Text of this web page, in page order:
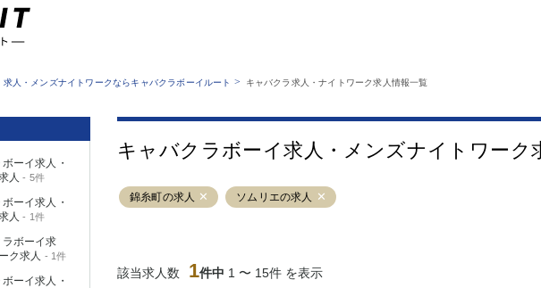
業種から探す
職種から探す
キャバクラボーイルートとは？
サイトマップ
人・メンズナイトワークならキャバクラボーイルート > キャバクラ求人・ナイトワーク求人情報一覧
キャバクラボーイ求人・メンズナイトワーク
錦糸町の求人 ソムリエの求人
該当求人数 1件中 1 〜 15件 を表示
ーイ求人・
人 - 5件
ーイ求人・
人 - 1件
ボーイ求
ク求人 - 1件
ーイ求人・
東京都 銀座 上野 六本木
立川
千葉中央 門前仲町
町田
大山 赤坂
ひばりヶ丘（北
学芸大学